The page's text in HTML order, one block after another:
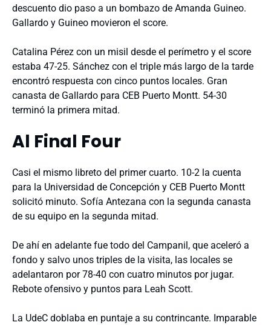
descuento dio paso a un bombazo de Amanda Guineo.
Gallardo y Guineo movieron el score.
Catalina Pérez con un misil desde el perímetro y el score
estaba 47-25. Sánchez con el triple más largo de la tarde
encontró respuesta con cinco puntos locales. Gran
canasta de Gallardo para CEB Puerto Montt. 54-30
terminó la primera mitad.
Al Final Four
Casi el mismo libreto del primer cuarto. 10-2 la cuenta
para la Universidad de Concepción y CEB Puerto Montt
solicitó minuto. Sofía Antezana con la segunda canasta
de su equipo en la segunda mitad.
De ahí en adelante fue todo del Campanil, que aceleró a
fondo y salvo unos triples de la visita, las locales se
adelantaron por 78-40 con cuatro minutos por jugar.
Rebote ofensivo y puntos para Leah Scott.
La UdeC doblaba en puntaje a su contrincante. Imparable